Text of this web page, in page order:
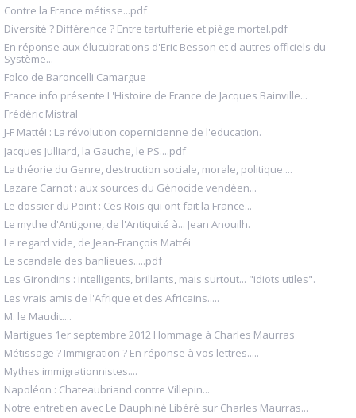
Contre la France métisse...pdf
Diversité ? Différence ? Entre tartufferie et piège mortel.pdf
En réponse aux élucubrations d'Eric Besson et d'autres officiels du
Système...
Folco de Baroncelli Camargue
France info présente L'Histoire de France de Jacques Bainville...
Frédéric Mistral
J-F Mattéi : La révolution copernicienne de l'education.
Jacques Julliard, la Gauche, le PS....pdf
La théorie du Genre, destruction sociale, morale, politique....
Lazare Carnot : aux sources du Génocide vendéen...
Le dossier du Point : Ces Rois qui ont fait la France...
Le mythe d'Antigone, de l'Antiquité à... Jean Anouilh.
Le regard vide, de Jean-François Mattéi
Le scandale des banlieues.....pdf
Les Girondins : intelligents, brillants, mais surtout... "idiots utiles".
Les vrais amis de l'Afrique et des Africains.....
M. le Maudit....
Martigues 1er septembre 2012 Hommage à Charles Maurras
Métissage ? Immigration ? En réponse à vos lettres.....
Mythes immigrationnistes....
Napoléon : Chateaubriand contre Villepin...
Notre entretien avec Le Dauphiné Libéré sur Charles Maurras...